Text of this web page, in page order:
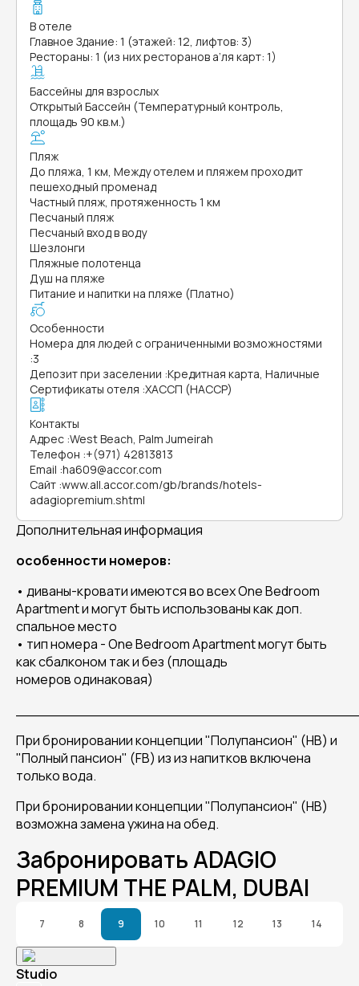
В отеле
Главное Здание: 1 (этажей: 12, лифтов: 3)
Рестораны: 1 (из них ресторанов а’ля карт: 1)
Бассейны для взрослых
Открытый Бассейн (Температурный контроль,
площадь 90 кв.м.)
Пляж
До пляжа, 1 км, Между отелем и пляжем проходит
пешеходный променад
Частный пляж, протяженность 1 км
Песчаный пляж
Песчаный вход в воду
Шезлонги
Пляжные полотенца
Душ на пляже
Питание и напитки на пляже (Платно)
Особенности
Номера для людей с ограниченными возможностями
:3
Депозит при заселении :Кредитная карта, Наличные
Сертификаты отеля :ХАССП (HACCP)
Контакты
Адрес :West Beach, Palm Jumeirah
Телефон :+(971) 42813813
Email :ha609@accor.com
Сайт :www.all.accor.com/gb/brands/hotels-
adagiopremium.shtml
Дополнительная информация
особенности номеров:
• диваны-кровати имеются во всех One Bedroom
Apartment и могут быть использованы как доп.
спальное место
• тип номера - One Bedroom Apartment могут быть
как сбалконом так и без (площадь
номеров одинаковая)
При бронировании концепции "Полупансион" (HB) и
"Полный пансион" (FB) из из напитков включена
только вода.
При бронировании концепции "Полупансион" (HB)
возможна замена ужина на обед.
Забронировать ADAGIO
PREMIUM THE PALM, DUBAI
7 8 9 10 11 12 13 14
Studio